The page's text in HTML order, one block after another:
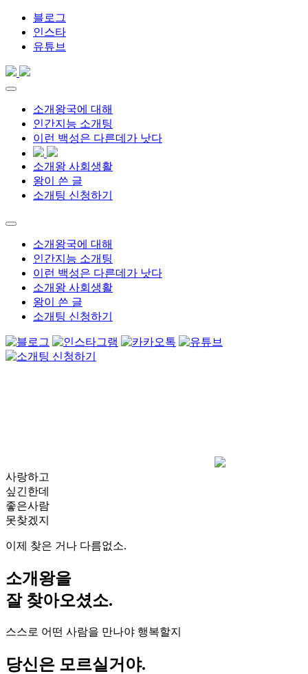
블로그
인스타
유튜브
소개왕국에 대해
인간지능 소개팅
이런 백성은 다른데가 낫다
소개왕 사회생활
왕이 쓴 글
소개팅 신청하기
소개왕국에 대해
인간지능 소개팅
이런 백성은 다른데가 낫다
소개왕 사회생활
왕이 쓴 글
소개팅 신청하기
사랑하고
싶긴한데
좋은사람
못찾겠지
이제 찾은 거나 다름없소.
소개왕을
잘 찾아오셨소.
스스로 어떤 사람을 만나야 행복할지
당신은 모르실거야.